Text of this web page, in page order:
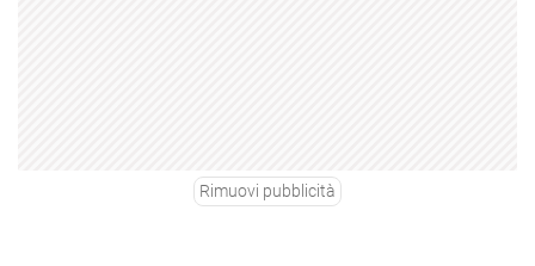
Rimuovi pubblicità